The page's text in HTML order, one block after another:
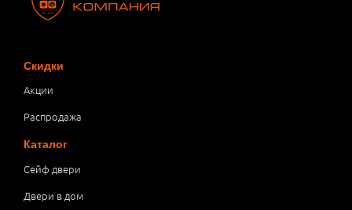
Скидки
Акции
Распродажа
Каталог
Сейф двери
Двери в дом